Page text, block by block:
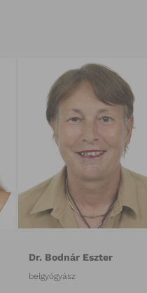
Dr. Bodnár Eszter
belgyógyász